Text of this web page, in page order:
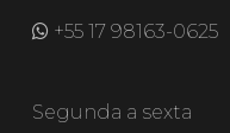
+55 17 98163-0625
Segunda a sexta